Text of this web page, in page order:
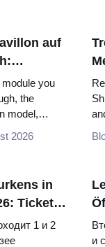
auf
größteyou
the
model,
of flight...
2026
in
Tickets,
wie man
aus
1 и 2
и